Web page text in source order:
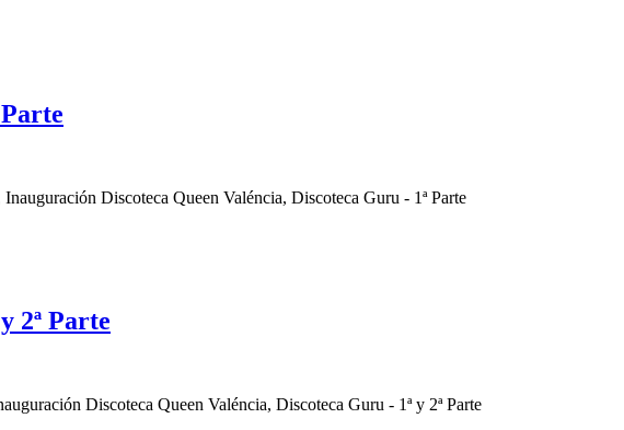
Discoteca Queen Valéncia, Discoteca Guru - 1ª Parte
2ª Parte
Discoteca Queen Valéncia, Discoteca Guru - 1ª y 2ª Parte